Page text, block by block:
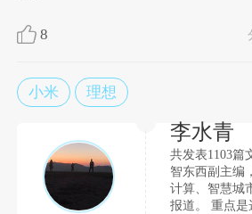
8
小米 理想
李水青
共发表1103篇
智东西副主编
计算、智慧城
报道。 重点是